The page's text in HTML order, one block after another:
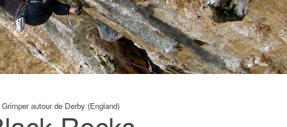
Grimper autour de Derby (England)